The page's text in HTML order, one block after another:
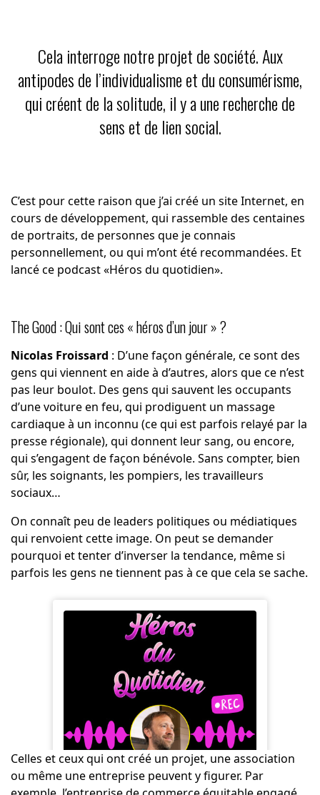
Cela interroge notre projet de société. Aux
antipodes de l’individualisme et du consumérisme,
qui créent de la solitude, il y a une recherche de
sens et de lien social.
C’est pour cette raison que j’ai créé un site Internet, en
cours de développement, qui rassemble des centaines
de portraits, de personnes que je connais
personnellement, ou qui m’ont été recommandées. Et
lancé ce podcast «Héros du quotidien».
The Good : Qui sont ces « héros d’un jour » ?
Nicolas Froissard : D’une façon générale, ce sont des
gens qui viennent en aide à d’autres, alors que ce n’est
pas leur boulot. Des gens qui sauvent les occupants
d’une voiture en feu, qui prodiguent un massage
cardiaque à un inconnu (ce qui est parfois relayé par la
presse régionale), qui donnent leur sang, ou encore,
qui s’engagent de façon bénévole. Sans compter, bien
sûr, les soignants, les pompiers, les travailleurs
sociaux…
On connaît peu de leaders politiques ou médiatiques
qui renvoient cette image. On peut se demander
pourquoi et tenter d’inverser la tendance, même si
parfois les gens ne tiennent pas à ce que cela se sache.
Celles et ceux qui ont créé un projet, une association
ou même une entreprise peuvent y figurer. Par